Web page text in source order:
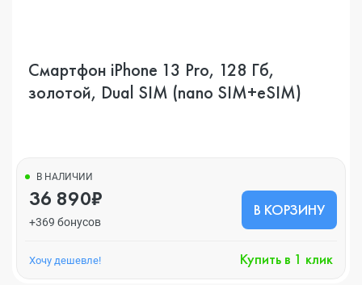
Смартфон iPhone 13 Pro, 128 Гб,
золотой, Dual SIM (nano SIM+eSIM)
В НАЛИЧИИ
36 890₽
+369 бонусов
В КОРЗИНУ
Хочу дешевле! Купить в 1 клик